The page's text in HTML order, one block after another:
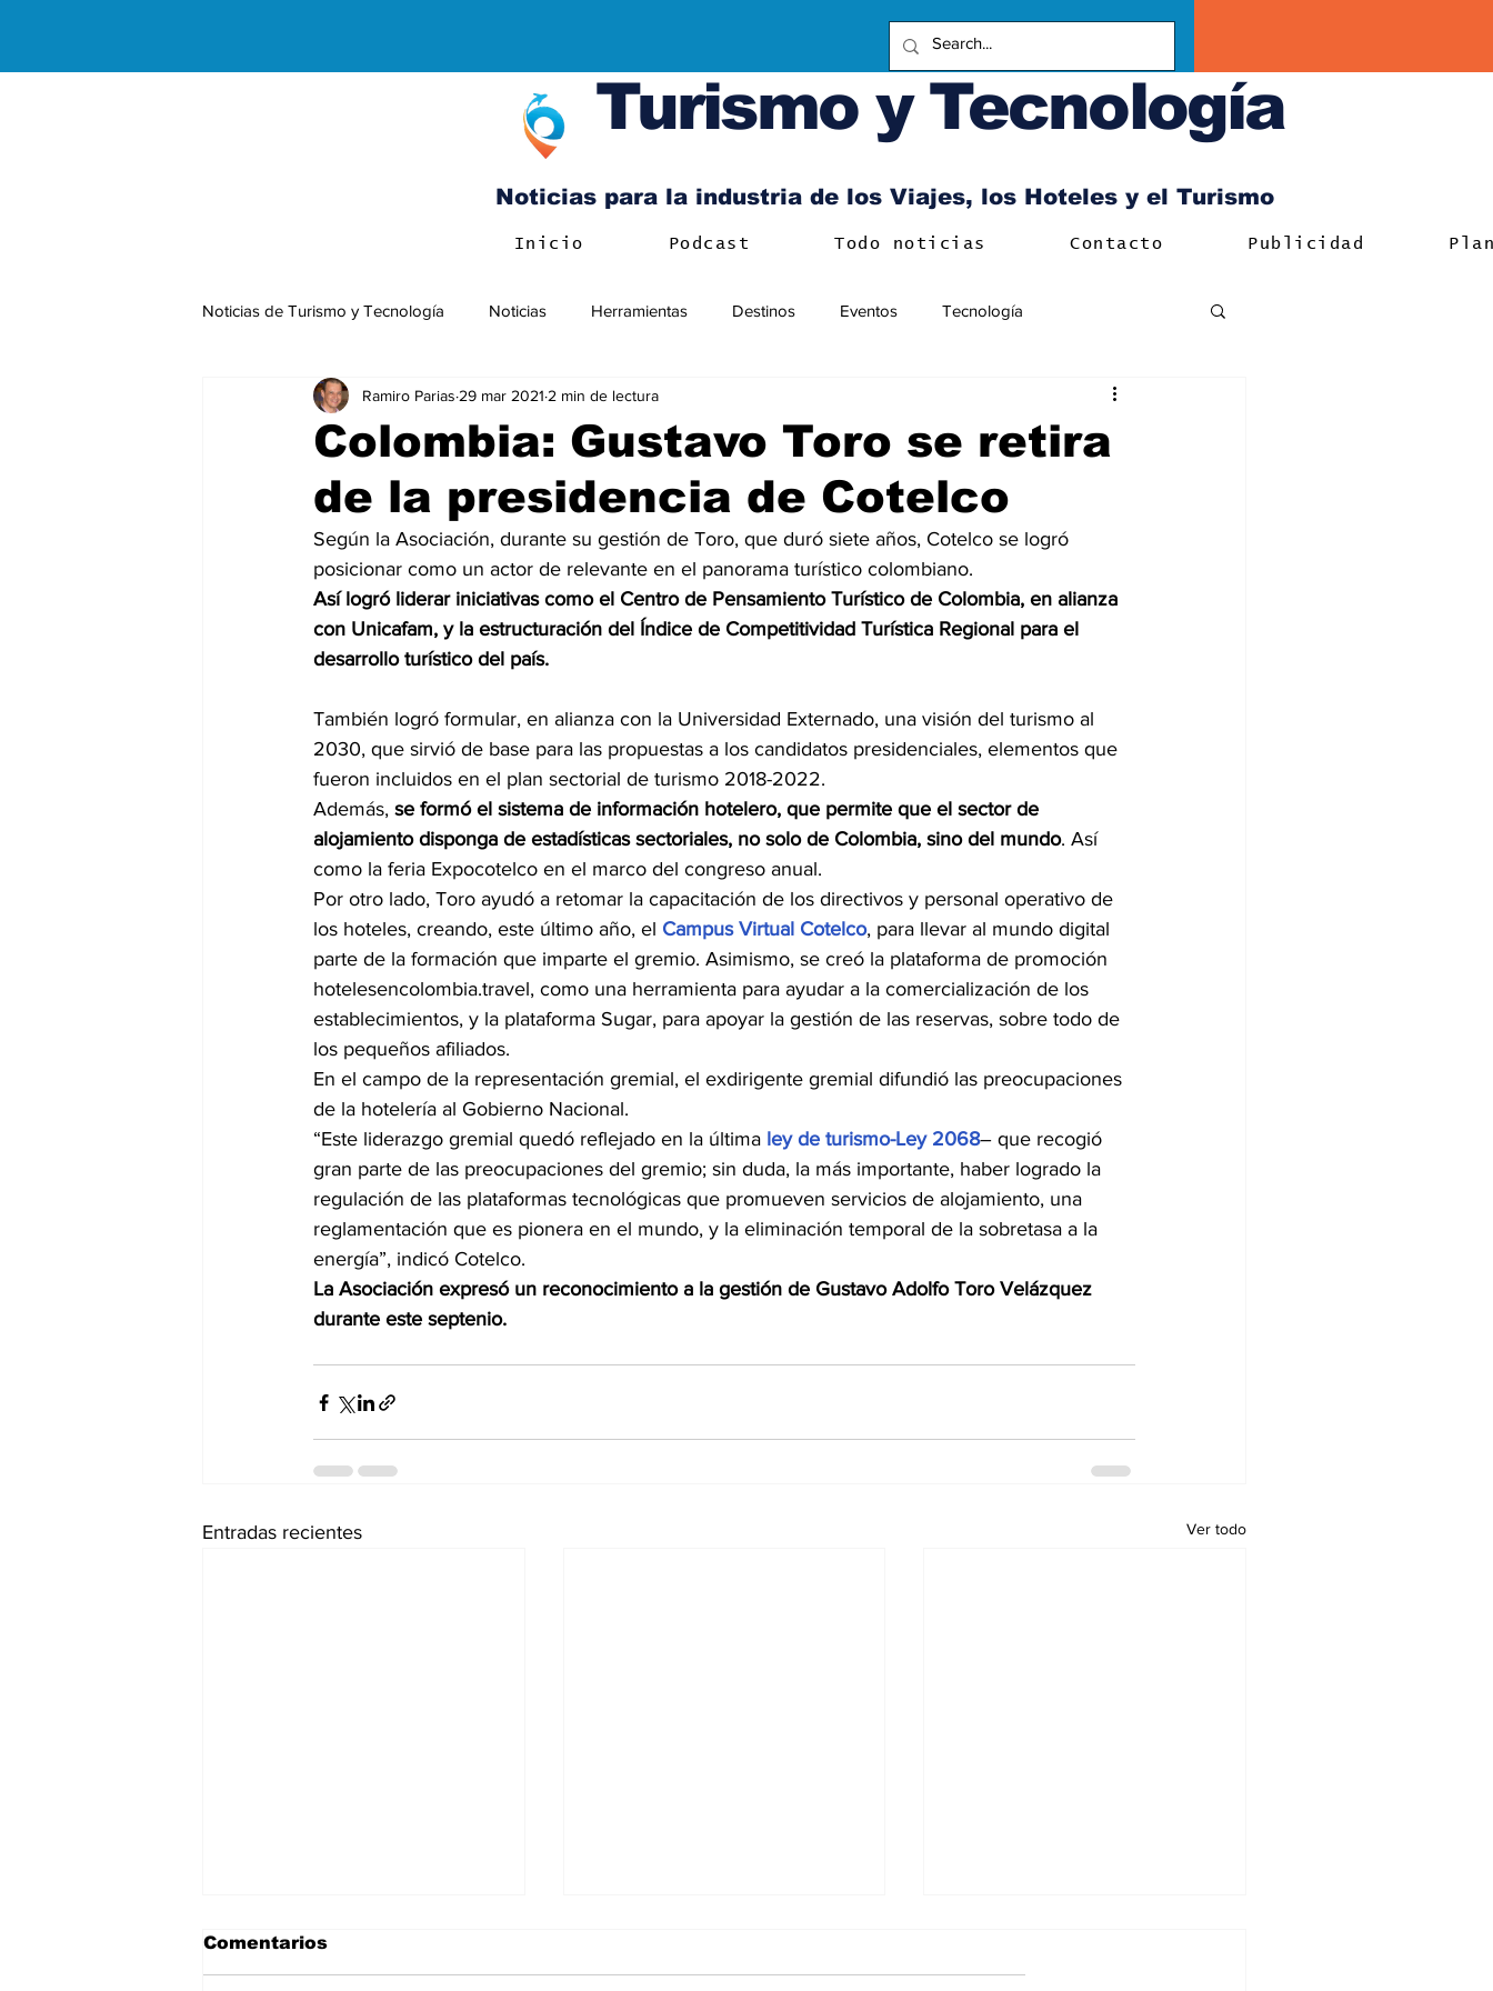
Turismo y Tecnología
Noticias para la industria de los Viajes, los Hoteles y el Turismo
Inicio Podcast Todo noticias Contacto Publicidad
Noticias de Turismo y Tecnología Noticias Herramientas Destinos Eventos Tecnología
Negocios Internacionales
Colombia: Gustavo Toro se retira
de la presidencia de Cotelco
Ramiro Parias 29 mar 2021 2 min de lectura
Según la Asociación, durante su gestión de Toro, que duró siete años, Cotelco se logró
posicionar como un actor de relevante en el panorama turístico colombiano.
Así logró liderar iniciativas como el Centro de Pensamiento Turístico de Colombia, en alianza
con Unicafam, y la estructuración del Índice de Competitividad Turística Regional para el
desarrollo turístico del país.
También logró formular, en alianza con la Universidad Externado, una visión del turismo al
2030, que sirvió de base para las propuestas a los candidatos presidenciales, elementos que
fueron incluidos en el plan sectorial de turismo 2018-2022.
Además, se formó el sistema de información hotelero, que permite que el sector de
alojamiento disponga de estadísticas sectoriales, no solo de Colombia, sino del mundo. Así
como la feria Expocotelco en el marco del congreso anual.
Por otro lado, Toro ayudó a retomar la capacitación de los directivos y personal operativo de
los hoteles, creando, este último año, el Campus Virtual Cotelco, para llevar al mundo digital
parte de la formación que imparte el gremio. Asimismo, se creó la plataforma de promoción
hotelesencolombia.travel, como una herramienta para ayudar a la comercialización de los
establecimientos, y la plataforma Sugar, para apoyar la gestión de las reservas, sobre todo de
los pequeños afiliados.
En el campo de la representación gremial, el exdirigente gremial difundió las preocupaciones
de la hotelería al Gobierno Nacional.
“Este liderazgo gremial quedó reflejado en la última ley de turismo-Ley 2068– que recogió
gran parte de las preocupaciones del gremio; sin duda, la más importante, haber logrado la
regulación de las plataformas tecnológicas que promueven servicios de alojamiento, una
reglamentación que es pionera en el mundo, y la eliminación temporal de la sobretasa a la
energía”, indicó Cotelco.
La Asociación expresó un reconocimiento a la gestión de Gustavo Adolfo Toro Velázquez
durante este septenio.
Entradas recientes Ver todo
Comentarios